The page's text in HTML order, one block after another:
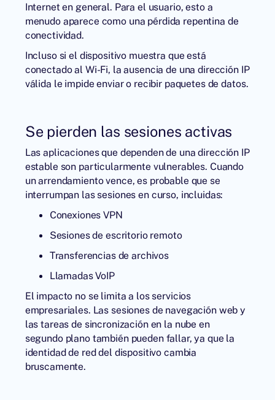
Internet en general. Para el usuario, esto a
menudo aparece como una pérdida repentina de
conectividad.
Incluso si el dispositivo muestra que está
conectado al Wi-Fi, la ausencia de una dirección IP
válida le impide enviar o recibir paquetes de datos.
Se pierden las sesiones activas
Las aplicaciones que dependen de una dirección IP
estable son particularmente vulnerables. Cuando
un arrendamiento vence, es probable que se
interrumpan las sesiones en curso, incluidas:
Conexiones VPN
Sesiones de escritorio remoto
Transferencias de archivos
Llamadas VoIP
El impacto no se limita a los servicios
empresariales. Las sesiones de navegación web y
las tareas de sincronización en la nube en
segundo plano también pueden fallar, ya que la
identidad de red del dispositivo cambia
bruscamente.